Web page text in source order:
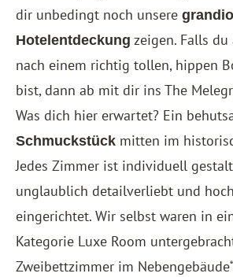
dir unbedingt noch unsere
Hotelentdeckung zeigen. Falls
nach einem richtig tollen, hippen
bist, dann ab mit dir ins The
Was dich hier erwartet? Ein
Schmuckstück mitten im
Jedes Zimmer ist individuell
unglaublich detailverliebt und
eingerichtet. Wir selbst waren in
Kategorie Luxe Room
Zweibettzimmer im